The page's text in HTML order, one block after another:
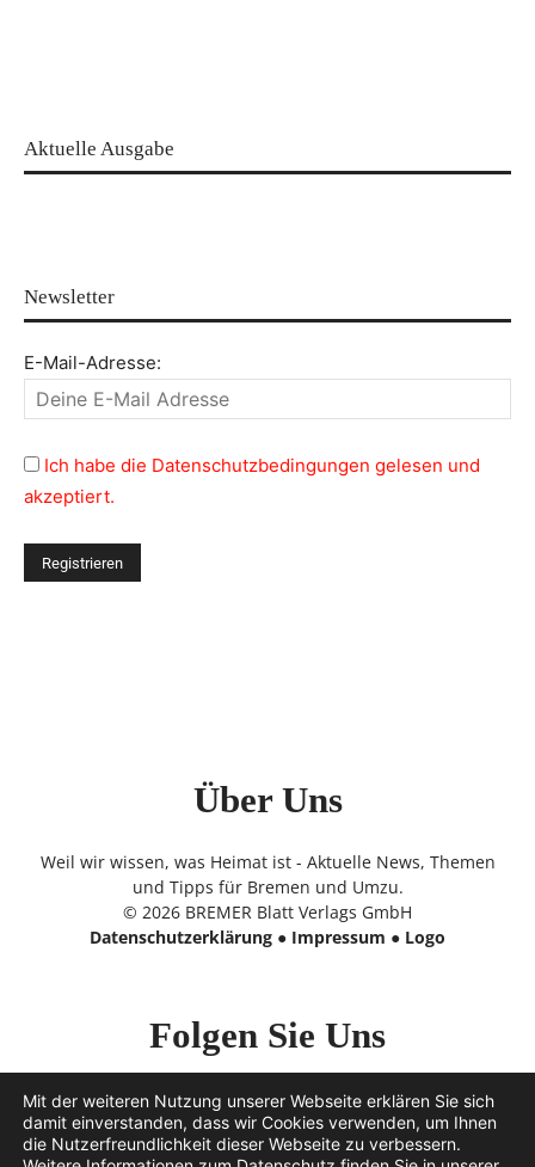
Aktuelle Ausgabe
Newsletter
E-Mail-Adresse:
Ich habe die Datenschutzbedingungen gelesen und
akzeptiert.
Über Uns
Weil wir wissen, was Heimat ist - Aktuelle News, Themen
und Tipps für Bremen und Umzu.
© 2026 BREMER Blatt Verlags GmbH
Datenschutzerklärung ● Impressum ● Logo
Folgen Sie Uns
Mit der weiteren Nutzung unserer Webseite erklären Sie sich
damit einverstanden, dass wir Cookies verwenden, um Ihnen
die Nutzerfreundlichkeit dieser Webseite zu verbessern.